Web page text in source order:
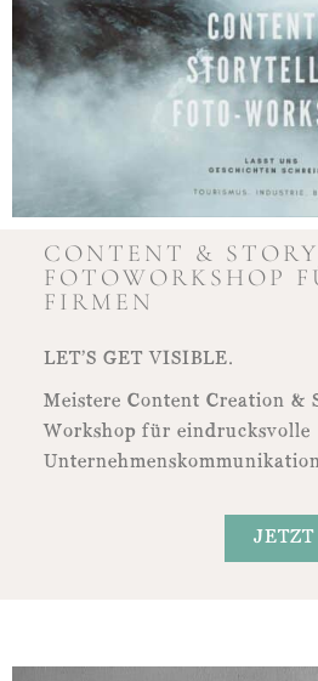
CONTENT &
FOTOWORKSHOP
FIRMEN
LET’S GET VISIBLE.
Meistere Content Creation &
Workshop für eindrucksvolle